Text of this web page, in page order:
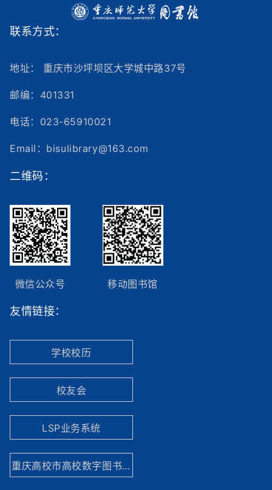
联系方式：
地址： 重庆市沙坪坝区大学城中路37号
邮编：401331
电话：023-65910021
Email：bisulibrary@163.com
二维码：
微信公众号 移动图书馆
友情链接：
学校校历
校友会
LSP业务系统
重庆高校市高校数字图书馆